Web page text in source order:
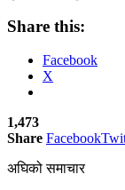
Share this:
Facebook
X
1,473
Share Facebook
अघिको समाचार